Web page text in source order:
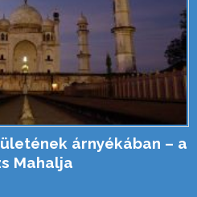
árnyékában – a
Mahalja